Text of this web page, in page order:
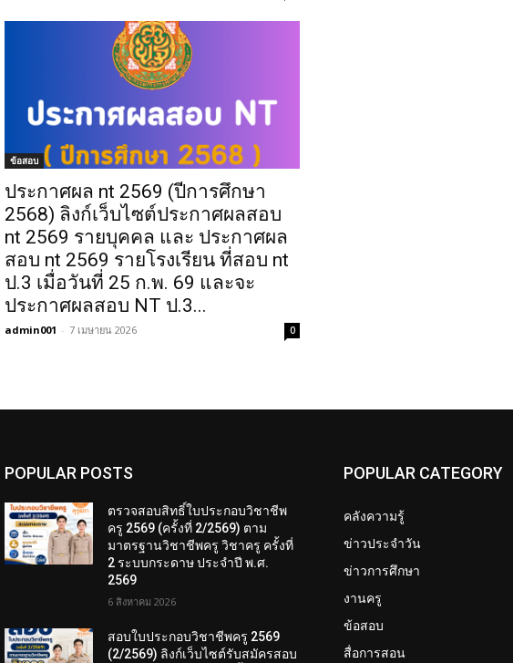
ข้อสอบ
ประกาศผล nt 2569 (ปีการศึกษา
2568) ลิงก์เว็บไซต์ประกาศผลสอบ
nt 2569 รายบุคคล และ ประกาศผล
สอบ nt 2569 รายโรงเรียน ที่สอบ nt
ป.3 เมื่อวันที่ 25 ก.พ. 69 และจะ
ประกาศผลสอบ NT ป.3...
admin001 - 7 เมษายน 2026 0
POPULAR POSTS
ตรวจสอบสิทธิ์ใบประกอบวิชาชีพ
ครู 2569 (ครั้งที่ 2/2569) ตาม
มาตรฐานวิชาชีพครู วิชาครู ครั้งที่
2 ระบบกระดาษ ประจำปี พ.ศ.
2569
6 สิงหาคม 2026
สอบใบประกอบวิชาชีพครู 2569
(2/2569) ลิงก์เว็บไซต์รับสมัครสอบ
POPULAR CATEGORY
คลังความรู้
ข่าวประจำวัน
ข่าวการศึกษา
งานครู
ข้อสอบ
สื่อการสอน